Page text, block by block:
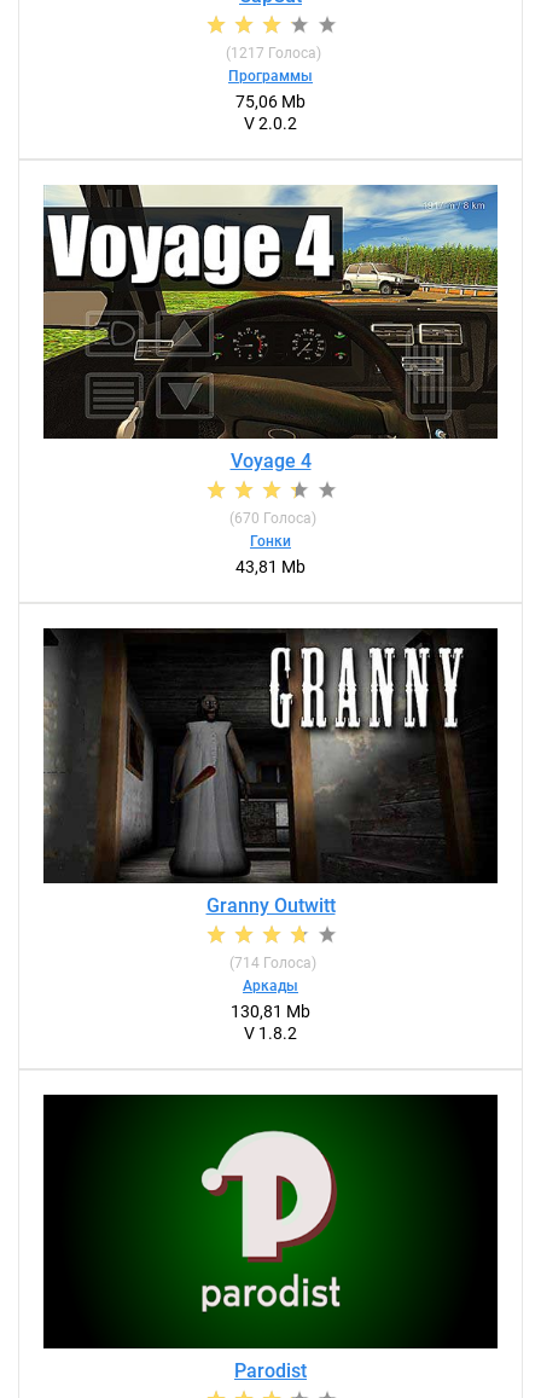
(1217 Голоса)
Программы
75,06 Mb
V 2.0.2
Voyage 4
(670 Голоса)
Гонки
43,81 Mb
Granny Outwitt
(714 Голоса)
Аркады
130,81 Mb
V 1.8.2
Parodist